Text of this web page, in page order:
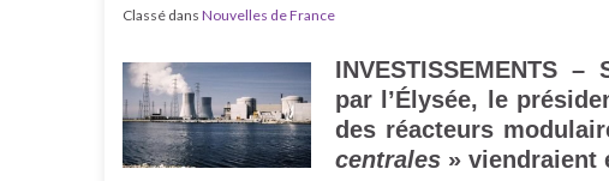
Classé dans Nouvelles de France
INVESTISSEMENTS
par l’Élysée, le
des réacteurs
centrales » viendraient